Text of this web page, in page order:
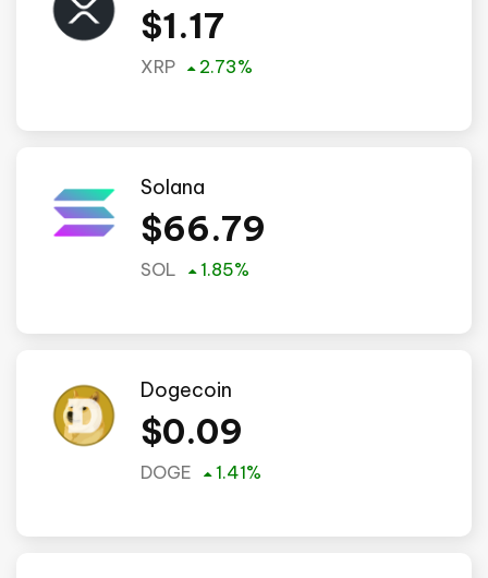
$1.17
XRP 2.73%
Solana
$66.79
SOL 1.85%
Dogecoin
$0.09
DOGE 1.41%